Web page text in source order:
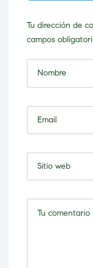
Tu dirección de
campos